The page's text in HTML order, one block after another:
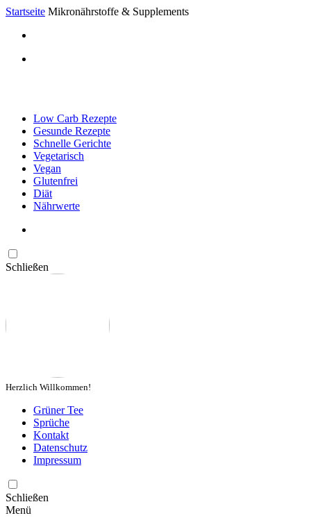
Startseite Mikronährstoffe & Supplements
Low Carb Rezepte
Gesunde Rezepte
Schnelle Gerichte
Vegetarisch
Vegan
Glutenfrei
Diät
Nährwerte
Schließen
Herzlich Willkommen!
Grüner Tee
Sprüche
Kontakt
Datenschutz
Impressum
Schließen
Menü